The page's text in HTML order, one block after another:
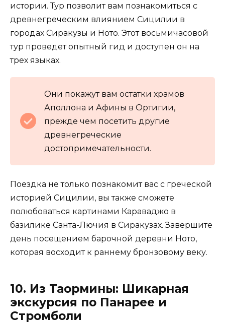
истории. Тур позволит вам познакомиться с
древнегреческим влиянием Сицилии в
городах Сиракузы и Ното. Этот восьмичасовой
тур проведет опытный гид и доступен он на
трех языках.
Они покажут вам остатки храмов
Аполлона и Афины в Ортигии,
прежде чем посетить другие
древнегреческие
достопримечательности.
Поездка не только познакомит вас с греческой
историей Сицилии, вы также сможете
полюбоваться картинами Караваджо в
базилике Санта-Лючия в Сиракузах. Завершите
день посещением барочной деревни Ното,
которая восходит к раннему бронзовому веку.
10. Из Таормины: Шикарная
экскурсия по Панарее и
Стромболи